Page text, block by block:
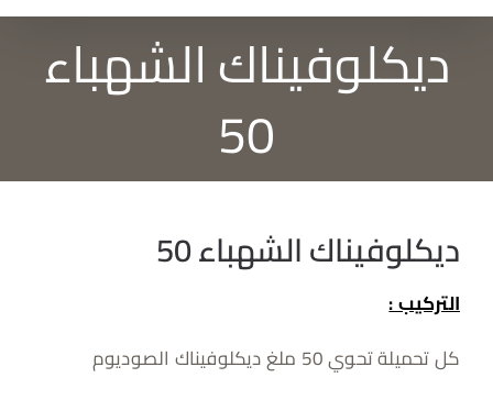
ديكلوفيناك الشهباء
50
ديكلوفيناك الشهباء 50
التركيب :
كل تحميلة تحوي 50 ملغ ديكلوفيناك الصوديوم